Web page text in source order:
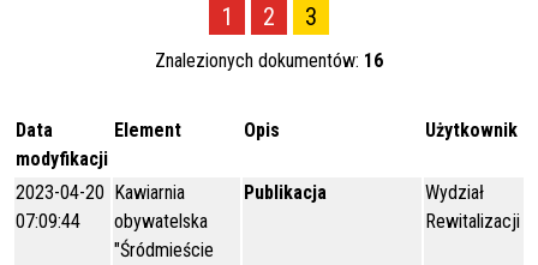
1 2 3
Znalezionych dokumentów: 16
Data
modyfikacji
Element Opis Użytkownik
2023-04-20
07:09:44
Kawiarnia
obywatelska
"Śródmieście
Publikacja
Wydział
Rewitalizacji